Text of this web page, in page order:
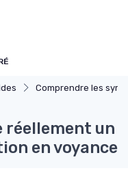
Comprendre les symboles et
un
en voyance